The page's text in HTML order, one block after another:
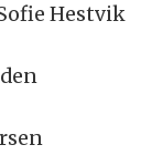
Hestvik